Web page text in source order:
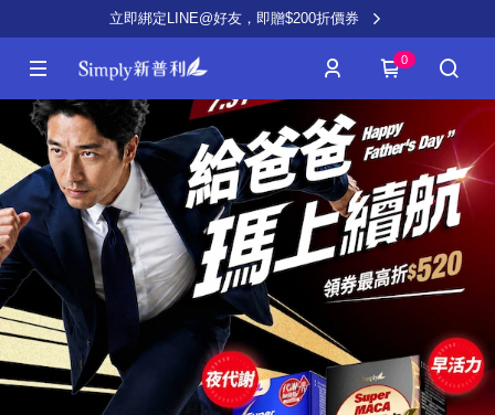
立即綁定LINE@好友，即贈$200折價券
0